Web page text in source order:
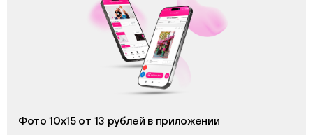
Фото 10х15 от 13 рублей в приложении